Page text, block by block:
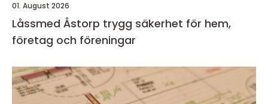
01. August 2026
Låssmed Åstorp trygg säkerhet för hem,
företag och föreningar